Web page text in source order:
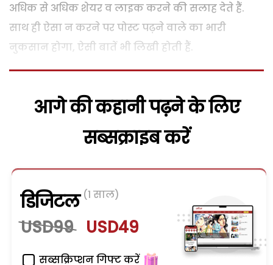
अधिक से अधिक शेयर व लाइक करने की सलाह देते हैं.
साथ ही ऐसा न करने पर पोस्ट पढ़ने वाले का भारी
नुकसान होगा, ऐसी बातें भी लिखी होती हैं.
आगे की कहानी पढ़ने के लिए
सब्सक्राइब करें
डिजिटल (1 साल)
USD99 USD49
सब्सक्रिप्शन गिफ्ट करें